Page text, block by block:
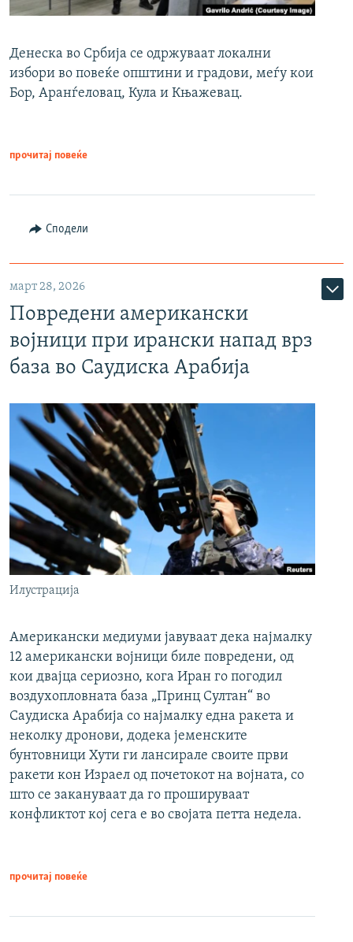
Денеска во Србија се одржуваат локални
избори во повеќе општини и градови, меѓу кои
Бор, Аранѓеловац, Кула и Књажевац.
прочитај повеќе
Сподели
март 28, 2026
Повредени американски
војници при ирански напад врз
база во Саудиска Арабија
Илустрација
Американски медиуми јавуваат дека најмалку
12 американски војници биле повредени, од
кои двајца сериозно, кога Иран го погодил
воздухопловната база „Принц Султан“ во
Саудиска Арабија со најмалку една ракета и
неколку дронови, додека јеменските
бунтовници Хути ги лансирале своите први
ракети кон Израел од почетокот на војната, со
што се закануваат да го прошируваат
конфликтот кој сега е во својата петта недела.
прочитај повеќе